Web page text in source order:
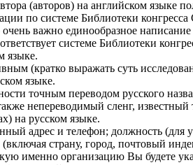
(авторов) на английском языке
по системе Библиотеки
очень важно единообразное
системе Библиотеки
языке.
(кратко выражать суть
языке.
точным переводом русского
непереводимый сленг, известный
на русском языке.
адрес и телефон; должность (для
страну, город, почтовый
именно организацию Вы будете